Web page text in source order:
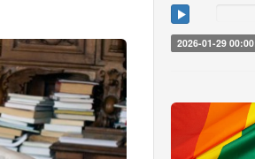
2026-01-29